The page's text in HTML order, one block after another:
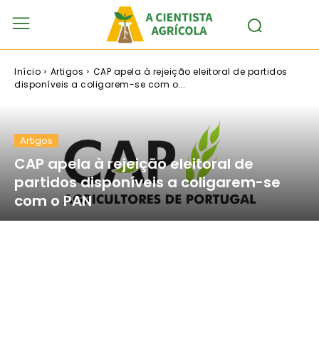
Início Artigos
CAP apela à rejeição eleitoral de partidos
disponíveis a coligarem-se com o...
Artigos
CAP apela à rejeição eleitoral de
partidos disponíveis a coligarem-se
com o PAN